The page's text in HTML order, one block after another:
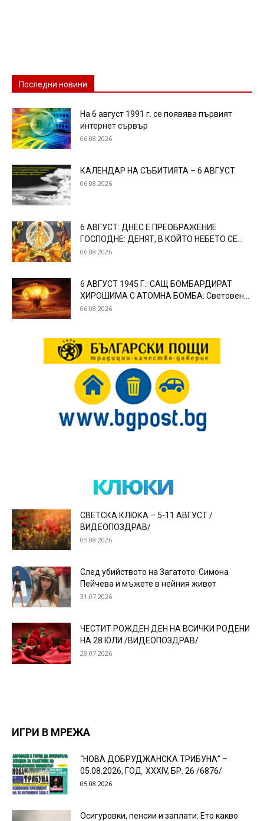
Последни новини
На 6 август 1991 г. се появява първият
интернет сървър
06.08.2026
КАЛЕНДАР НА СЪБИТИЯТА – 6 АВГУСТ
06.08.2026
6 АВГУСТ: ДНЕС Е ПРЕОБРАЖЕНИЕ
ГОСПОДНЕ: ДЕНЯТ, В КОЙТО НЕБЕТО СЕ...
06.08.2026
6 АВГУСТ 1945 Г.: САЩ БОМБАРДИРАТ
ХИРОШИМА С АТОМНА БОМБА: Световен...
06.08.2026
клюки
СВЕТСКА КЛЮКА – 5-11 АВГУСТ /
ВИДЕОПОЗДРАВ/
05.08.2026
След убийството на Загатото: Симона
Пейчева и мъжете в нейния живот
31.07.2026
ЧЕСТИТ РОЖДЕН ДЕН НА ВСИЧКИ РОДЕНИ
НА 28 ЮЛИ /ВИДЕОПОЗДРАВ/
28.07.2026
ИГРИ В МРЕЖА
“НОВА ДОБРУДЖАНСКА ТРИБУНА” –
05.08.2026, ГОД. XXХIV, БР. 26 /6876/
05.08.2026
Осигуровки, пенсии и заплати: Ето какво